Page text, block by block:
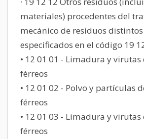
materiales) procedentes del
mecánico de residuos
especificados en el código 19
• 12 01 01 - Limadura y virutas
férreos
• 12 01 02 - Polvo y partículas
férreos
• 12 01 03 - Limadura y
férreos